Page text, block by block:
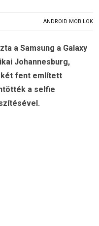
ANDROID MOBILOK
a Samsung a Galaxy
Johannesburg,
két fent említett
a selfie